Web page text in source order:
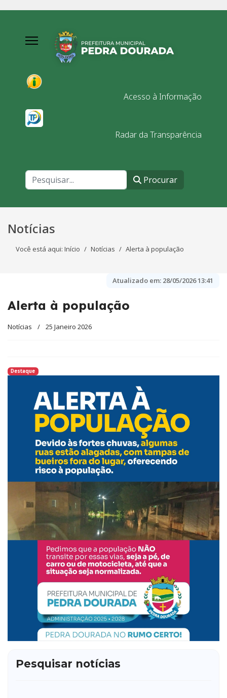
Acesso à Informação
Radar da Transparência
Procurar
Notícias
Você está aqui: Início Notícias Alerta à população
Atualizado em: 28/05/2026 13:41
Alerta à população
Notícias 25 Janeiro 2026
Destaque
Pesquisar notícias